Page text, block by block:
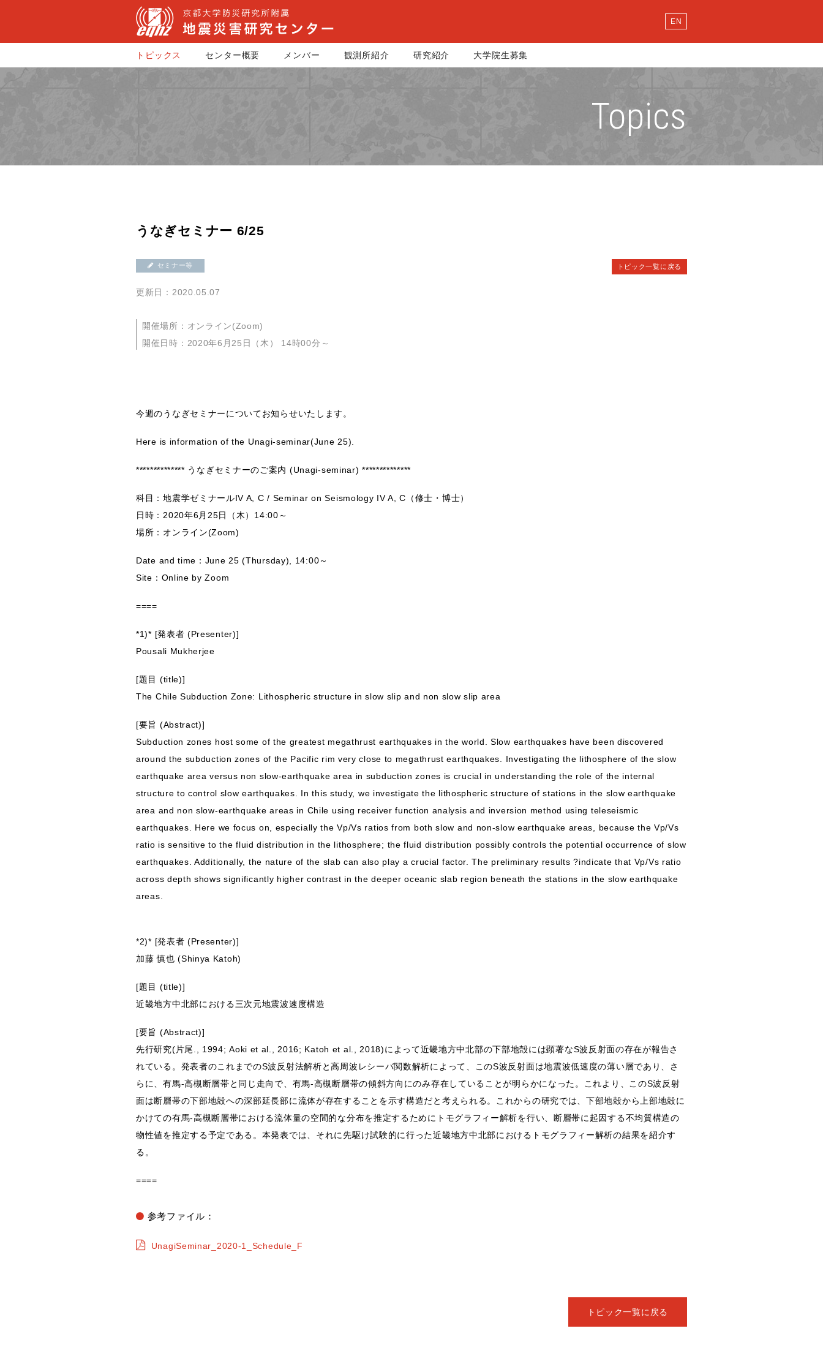
EN
トピックス センター概要 メンバー 観測所紹介 研究紹介 大学院生募集
Topics
うなぎセミナー 6/25
セミナー等
更新日：2020.05.07
開催場所：オンライン(Zoom)
開催日時：2020年6月25日（木） 14時00分～
トピック一覧に戻る
今週のうなぎセミナーについてお知らせいたします。
Here is information of the Unagi-seminar(June 25).
************** うなぎセミナーのご案内 (Unagi-seminar) **************
科目：地震学ゼミナールIV A, C / Seminar on Seismology IV A, C（修士・博士）
日時：2020年6月25日（木）14:00～
場所：オンライン(Zoom)
Date and time：June 25 (Thursday), 14:00～
Site：Online by Zoom
====
*1)* [発表者 (Presenter)]
Pousali Mukherjee
[題目 (title)]
The Chile Subduction Zone: Lithospheric structure in slow slip and non slow slip area
[要旨 (Abstract)]
Subduction zones host some of the greatest megathrust earthquakes in the world. Slow earthquakes have been discovered
around the subduction zones of the Pacific rim very close to megathrust earthquakes. Investigating the lithosphere of the slow
earthquake area versus non slow-earthquake area in subduction zones is crucial in understanding the role of the internal
structure to control slow earthquakes. In this study, we investigate the lithospheric structure of stations in the slow earthquake
area and non slow-earthquake areas in Chile using receiver function analysis and inversion method using teleseismic
earthquakes. Here we focus on, especially the Vp/Vs ratios from both slow and non-slow earthquake areas, because the Vp/Vs
ratio is sensitive to the fluid distribution in the lithosphere; the fluid distribution possibly controls the potential occurrence of slow
earthquakes. Additionally, the nature of the slab can also play a crucial factor. The preliminary results ?indicate that Vp/Vs ratio
across depth shows significantly higher contrast in the deeper oceanic slab region beneath the stations in the slow earthquake
areas.
*2)* [発表者 (Presenter)]
加藤 慎也 (Shinya Katoh)
[題目 (title)]
近畿地方中北部における三次元地震波速度構造
[要旨 (Abstract)]
先行研究(片尾., 1994; Aoki et al., 2016; Katoh et al., 2018)によって近畿地方中北部の下部地殻には顕著なS波反射面の存在が報告さ
れている。発表者のこれまでのS波反射法解析と高周波レシーバ関数解析によって、このS波反射面は地震波低速度の薄い層であり、さ
らに、有馬-高槻断層帯と同じ走向で、有馬-高槻断層帯の傾斜方向にのみ存在していることが明らかになった。これより、このS波反射
面は断層帯の下部地殻への深部延長部に流体が存在することを示す構造だと考えられる。これからの研究では、下部地殻から上部地殻に
かけての有馬-高槻断層帯における流体量の空間的な分布を推定するためにトモグラフィー解析を行い、断層帯に起因する不均質構造の
物性値を推定する予定である。本発表では、それに先駆け試験的に行った近畿地方中北部におけるトモグラフィー解析の結果を紹介す
る。
====
参考ファイル：
UnagiSeminar_2020-1_Schedule_F
トピック一覧に戻る